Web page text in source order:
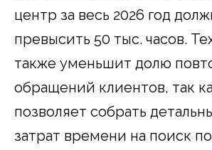
центр за весь 2026 год
превысить 50 тыс. часов.
также уменьшит долю
обращений клиентов, так
позволяет собрать
затрат времени на поиск